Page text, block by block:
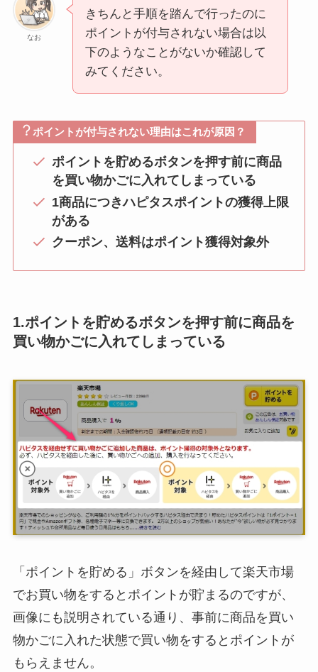
なお
きちんと手順を踏んで行ったのに
ポイントが付与されない場合は以
下のようなことがないか確認して
みてください。
ポイントが付与されない理由はこれが原因？
ポイントを貯めるボタンを押す前に商品
を買い物かごに入れてしまっている
1商品につきハピタスポイントの獲得上限
がある
クーポン、送料はポイント獲得対象外
1.ポイントを貯めるボタンを押す前に商品を
買い物かごに入れてしまっている
「ポイントを貯める」ボタンを経由して楽天市場
でお買い物をするとポイントが貯まるのですが、
画像にも説明されている通り、事前に商品を買い
物かごに入れた状態で買い物をするとポイントが
もらえません。